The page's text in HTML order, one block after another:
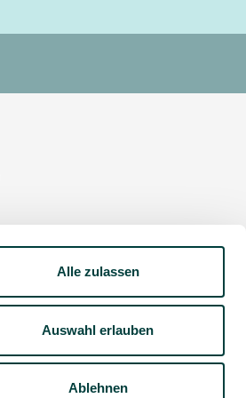
Alle zulassen
Auswahl erlauben
Ablehnen